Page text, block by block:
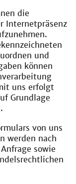
die
Internetpräsenz
und
können
uns erfolgt
Grundlage
von uns
werden nach
sowie